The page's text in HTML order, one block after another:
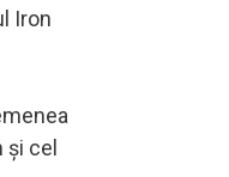
Iron
şi cel